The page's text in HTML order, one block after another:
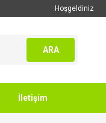
Hoşgeldiniz
ARA
İletişim